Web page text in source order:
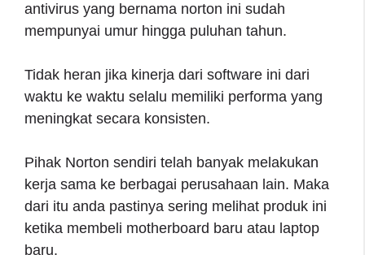
antivirus yang bernama norton ini sudah
mempunyai umur hingga puluhan tahun.
Tidak heran jika kinerja dari software ini dari
waktu ke waktu selalu memiliki performa yang
meningkat secara konsisten.
Pihak Norton sendiri telah banyak melakukan
kerja sama ke berbagai perusahaan lain. Maka
dari itu anda pastinya sering melihat produk ini
ketika membeli motherboard baru atau laptop
baru.